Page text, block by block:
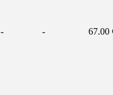
- - 67.00